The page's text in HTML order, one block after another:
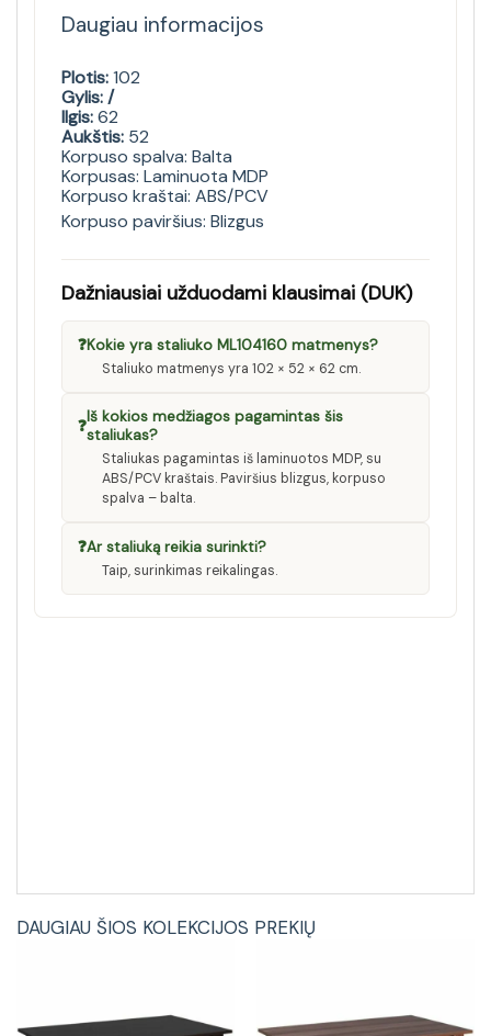
Daugiau informacijos
Plotis:102
Gylis: /
Ilgis:62
Aukštis: 52
Korpuso spalva: Balta
Korpusas: Laminuota MDP
Korpuso kraštai: ABS/PCV
Korpuso paviršius: Blizgus
Dažniausiai užduodami klausimai (DUK)
❓Kokie yra staliuko ML104160 matmenys?
Staliuko matmenys yra 102 × 52 × 62 cm.
❓Iš kokios medžiagos pagamintas šis
staliukas?
Staliukas pagamintas iš laminuotos MDP, su
ABS/PCV kraštais. Paviršius blizgus, korpuso
spalva – balta.
❓Ar staliuką reikia surinkti?
Taip, surinkimas reikalingas.
DAUGIAU ŠIOS KOLEKCIJOS PREKIŲ